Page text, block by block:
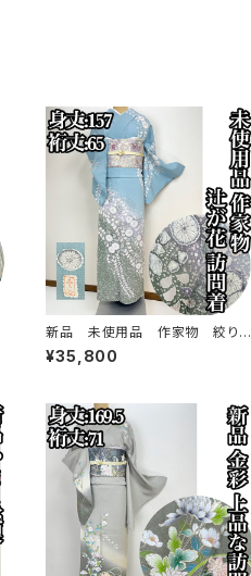
新品 未使用品 作家物 絞り染
め【辻ヶ花 】訪問着 正絹 袷 s778
¥35,800